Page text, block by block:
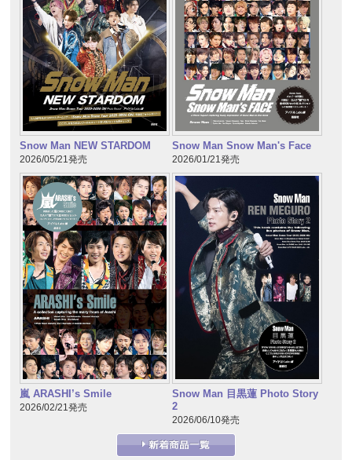
Snow Man NEW STARDOM
2026/05/21発売
Snow Man Snow Man's Face
2026/01/21発売
嵐 ARASHI’s Smile
2026/02/21発売
Snow Man 目黒蓮 Photo Story
2
2026/06/10発売